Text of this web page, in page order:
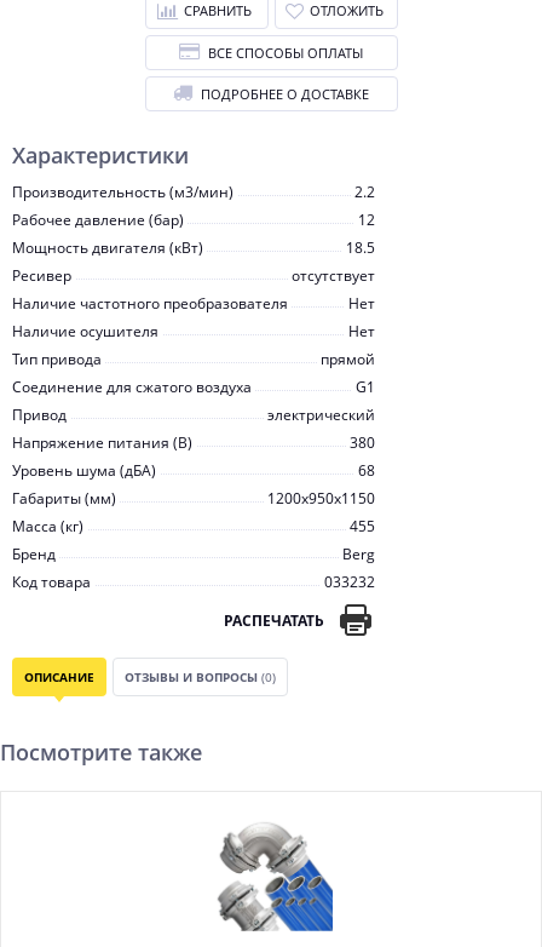
Характеристики
Производительность (м3/мин)
2.2
Рабочее давление (бар)
12
Мощность двигателя (кВт)
18.5
Ресивер
отсутствует
Наличие частотного преобразователя
Нет
Наличие осушителя
Нет
Тип привода
прямой
Соединение для сжатого воздуха
G1
Привод
электрический
Напряжение питания (В)
380
Уровень шума (дБА)
68
Габариты (мм)
1200x950x1150
Масса (кг)
455
Бренд
Berg
Код товара
033232
РАСПЕЧАТАТЬ
СРАВНИТЬ ОТЛОЖИТЬ
ВСЕ СПОСОБЫ ОПЛАТЫ
ПОДРОБНЕЕ О ДОСТАВКЕ
ОПИСАНИЕ ОТЗЫВЫ И ВОПРОСЫ (0)
Посмотрите также